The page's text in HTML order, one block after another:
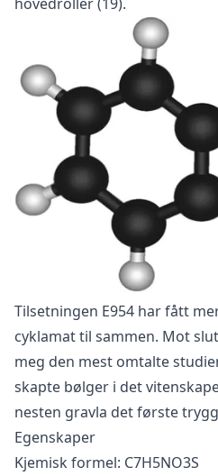
Tilsetningen E954 har fått
cyklamat til sammen. Mot
meg den mest omtalte
skapte bølger i det
nesten gravla det første
Egenskaper
Kjemisk formel: C7H5NO3S